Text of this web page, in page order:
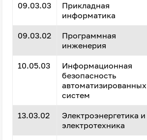
09.03.03
Прикладная
информатика
09.03.02
Программная
инженерия
10.05.03
Информационная
безопасность
автоматизированных
систем
13.03.02
Электроэнергетика и
электротехника